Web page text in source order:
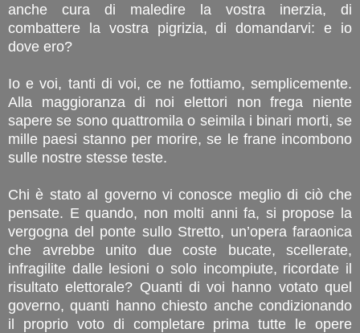
anche cura di maledire la vostra inerzia, di
combattere la vostra pigrizia, di domandarvi: e io
dove ero?
Io e voi, tanti di voi, ce ne fottiamo, semplicemente.
Alla maggioranza di noi elettori non frega niente
sapere se sono quattromila o seimila i binari morti, se
mille paesi stanno per morire, se le frane incombono
sulle nostre stesse teste.
Chi è stato al governo vi conosce meglio di ciò che
pensate. E quando, non molti anni fa, si propose la
vergogna del ponte sullo Stretto, un’opera faraonica
che avrebbe unito due coste bucate, scellerate,
infragilite dalle lesioni o solo incompiute, ricordate il
risultato elettorale? Quanti di voi hanno votato quel
governo, quanti hanno chiesto anche condizionando
il proprio voto di completare prima tutte le opere